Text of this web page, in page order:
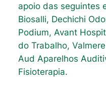
apoio das seguintes
Biosalli, Dechichi
Podium, Avant
do Trabalho,
Aud Aparelhos
Fisioterapia.